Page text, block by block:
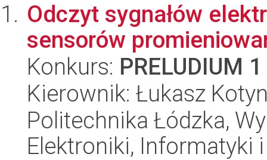
Odczyt sygnałów
sensorów
Konkurs: PRELUDIUM 1
Kierownik: Łukasz
Politechnika Łódzka,
Elektroniki, Informatyki